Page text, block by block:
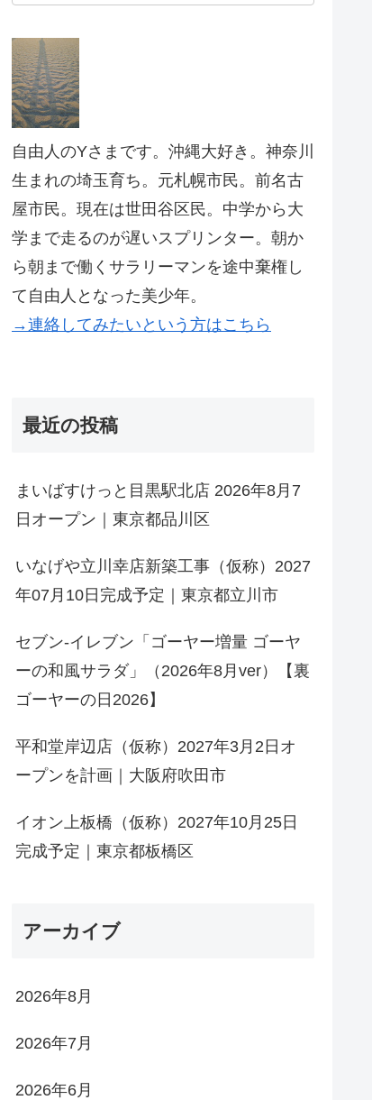
自由人のYさまです。沖縄大好き。神奈川
生まれの埼玉育ち。元札幌市民。前名古
屋市民。現在は世田谷区民。中学から大
学まで走るのが遅いスプリンター。朝か
ら朝まで働くサラリーマンを途中棄権し
て自由人となった美少年。
→連絡してみたいという方はこちら
最近の投稿
まいばすけっと目黒駅北店 2026年8月7
日オープン｜東京都品川区
いなげや立川幸店新築工事（仮称）2027
年07月10日完成予定｜東京都立川市
セブン-イレブン「ゴーヤー増量 ゴーヤ
ーの和風サラダ」（2026年8月ver）【裏
ゴーヤーの日2026】
平和堂岸辺店（仮称）2027年3月2日オ
ープンを計画｜大阪府吹田市
イオン上板橋（仮称）2027年10月25日
完成予定｜東京都板橋区
アーカイブ
2026年8月
2026年7月
2026年6月